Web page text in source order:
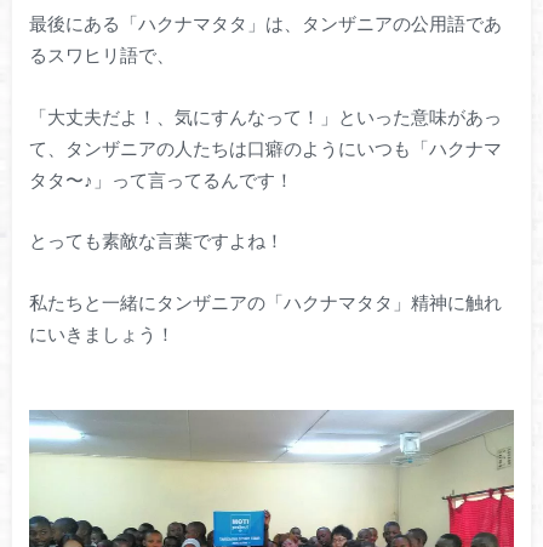
最後にある「ハクナマタタ」は、タンザニアの公用語であ
るスワヒリ語で、
「大丈夫だよ！、気にすんなって！」といった意味があっ
て、タンザニアの人たちは口癖のようにいつも「ハクナマ
タタ〜♪」って言ってるんです！
とっても素敵な言葉ですよね！
私たちと一緒にタンザニアの「ハクナマタタ」精神に触れ
にいきましょう！